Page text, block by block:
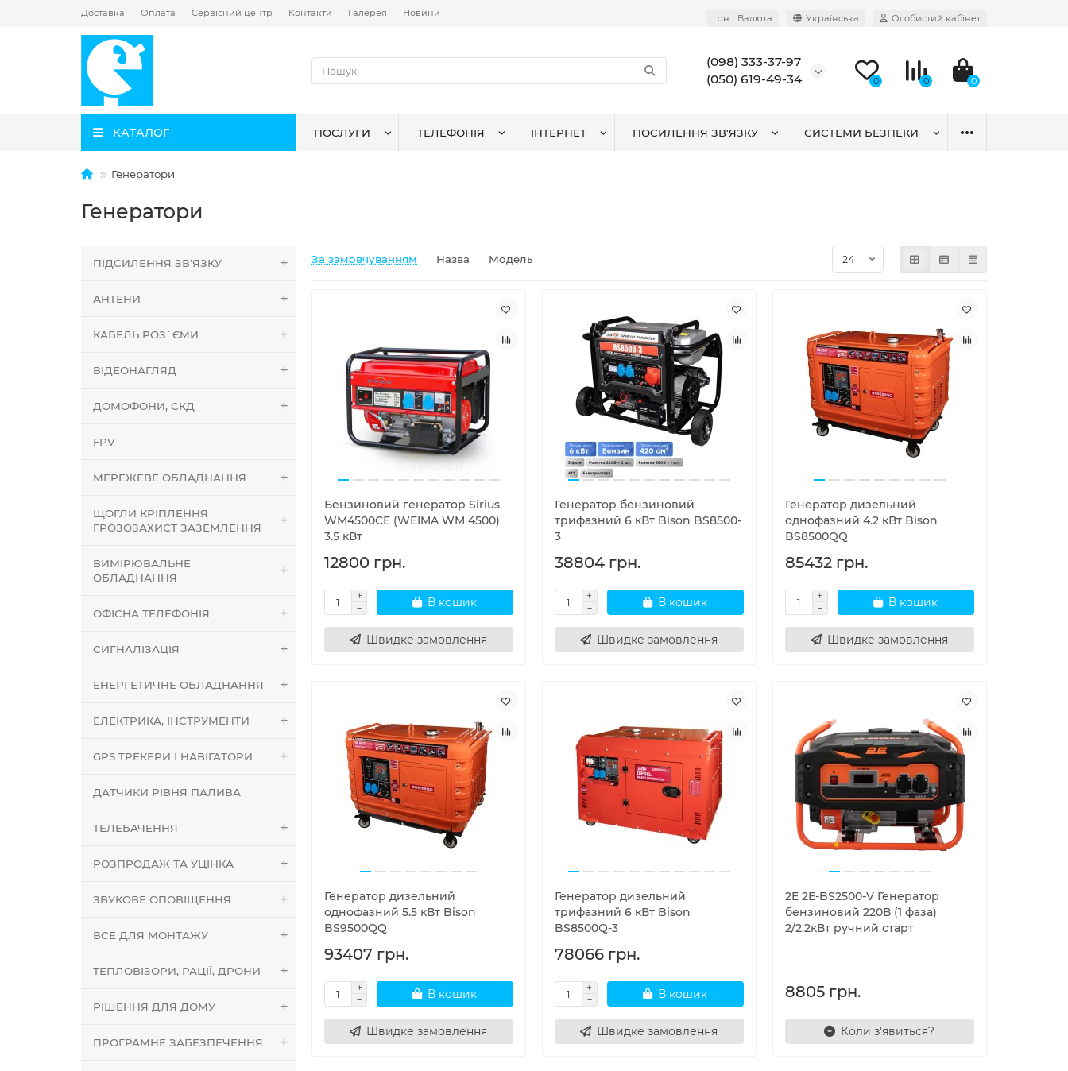
Доставка Оплата Сервісний центр Контакти Галерея Новини грн. Валюта Українська Особистий кабінет
(098) 333-37-97
(050) 619-49-34
0 0 0
КАТАЛОГ ПОСЛУГИ ТЕЛЕФОНІЯ ІНТЕРНЕТ ПОСИЛЕННЯ ЗВ'ЯЗКУ СИСТЕМИ БЕЗПЕКИ
Генератори
Генератори
ПІДСИЛЕННЯ ЗВ'ЯЗКУ
АНТЕНИ
КАБЕЛЬ РОЗ`ЄМИ
ВІДЕОНАГЛЯД
ДОМОФОНИ, СКД
FPV
МЕРЕЖЕВЕ ОБЛАДНАННЯ
ЩОГЛИ КРІПЛЕННЯ
ГРОЗОЗАХИСТ ЗАЗЕМЛЕННЯ
ВИМІРЮВАЛЬНЕ
ОБЛАДНАННЯ
ОФІСНА ТЕЛЕФОНІЯ
СИГНАЛІЗАЦІЯ
ЕНЕРГЕТИЧНЕ ОБЛАДНАННЯ
ЕЛЕКТРИКА, ІНСТРУМЕНТИ
GPS ТРЕКЕРИ І НАВІГАТОРИ
ДАТЧИКИ РІВНЯ ПАЛИВА
ТЕЛЕБАЧЕННЯ
РОЗПРОДАЖ ТА УЦІНКА
ЗВУКОВЕ ОПОВІЩЕННЯ
ВСЕ ДЛЯ МОНТАЖУ
ТЕПЛОВІЗОРИ, РАЦІЇ, ДРОНИ
РІШЕННЯ ДЛЯ ДОМУ
ПРОГРАМНЕ ЗАБЕЗПЕЧЕННЯ
За замовчуванням Назва Модель
Бензиновий генератор Sirius
WM4500CE (WEIMA WM 4500)
3.5 кВт
12800 грн.
В кошик
Швидке замовлення
Генератор бензиновий
трифазний 6 кВт Bison BS8500-
3
38804 грн.
В кошик
Швидке замовлення
Генератор дизельний
однофазний 4.2 кВт Bison
BS8500QQ
85432 грн.
В кошик
Швидке замовлення
Генератор дизельний
однофазний 5.5 кВт Bison
BS9500QQ
93407 грн.
В кошик
Швидке замовлення
Генератор дизельний
трифазний 6 кВт Bison
BS8500Q-3
78066 грн.
В кошик
Швидке замовлення
2E 2E-BS2500-V Генератор
бензиновий 220В (1 фаза)
2/2.2кВт ручний старт
8805 грн.
Коли з'явиться?